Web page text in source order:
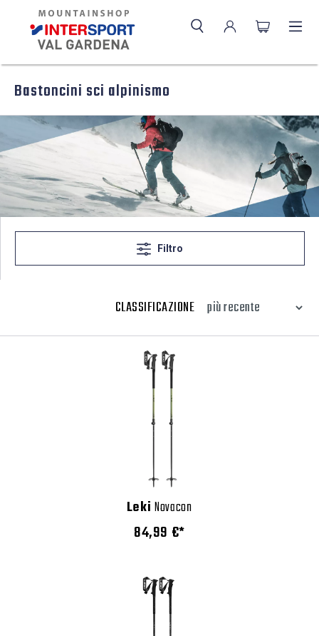
Bastoncini sci alpinismo
Filtro
CLASSIFICAZIONE
Leki Novacon
84,99 €*